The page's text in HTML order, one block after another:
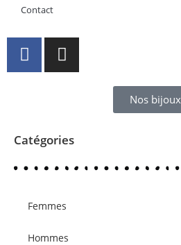
Contact
Nos bijoux
Catégories
Femmes
Hommes